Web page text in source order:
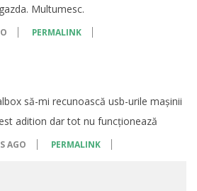
Multumesc.
PERMALINK
să-mi recunoască usb-urile mașinii
adition dar tot nu funcționează
AGO PERMALINK